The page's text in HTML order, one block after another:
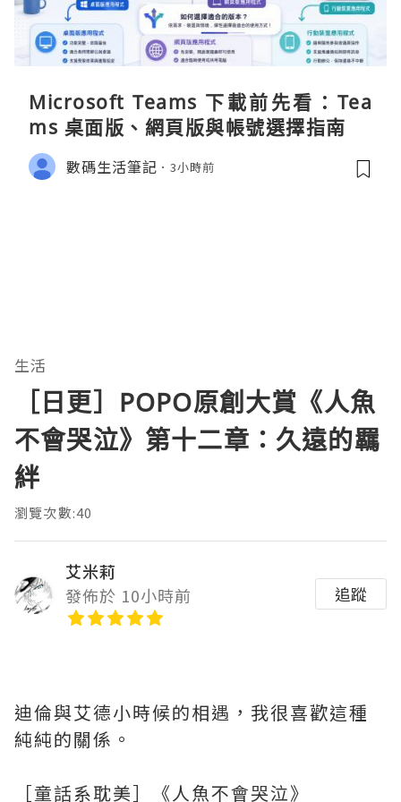
Microsoft Teams 下載前先看：Tea
ms 桌面版、網頁版與帳號選擇指南
數碼生活筆記 3小時前
生活
［日更］POPO原創大賞《人魚
不會哭泣》第十二章：久遠的羈
絆
瀏覽次數:40
艾米莉
發佈於 10小時前
追蹤
迪倫與艾德小時候的相遇，我很喜歡這種
純純的關係。
［童話系耽美］《人魚不會哭泣》